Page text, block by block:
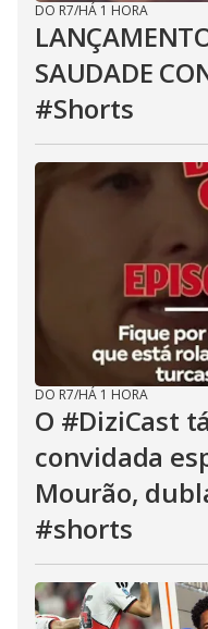
DO R7/HÁ 1 HORA
SAUDADE
#Shorts
DO R7/HÁ 1 HORA
O #DiziCast
convidada
Mourão,
#shorts